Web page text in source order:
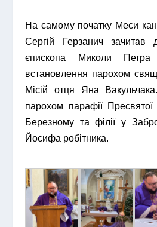
На самому початку Меси
Сергій Герзанич зачитав
єпископа Миколи
встановлення парохом
Місій отця Яна
парохом парафії
Березному та філії у
Йосифа робітника.